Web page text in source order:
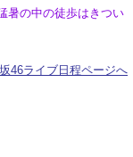
暑の中の徒歩はきつい
46ライブ日程ページへ